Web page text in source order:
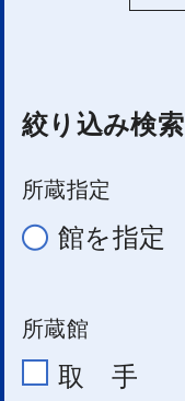
絞り込み検索
所蔵指定
館を指定
所蔵館
取 手